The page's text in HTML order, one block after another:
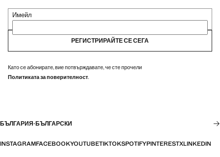
Имейл
РЕГИСТРИРАЙТЕ СЕ СЕГА
Като се абонирате, вие потвърждавате, че сте прочели
Политиката за поверителност.
БЪЛГАРИЯ·БЪЛГАРСКИ
INSTAGRAMFACEBOOKYOUTUBETIKTOKSPOTIFYPINTERESTXLINKEDIN